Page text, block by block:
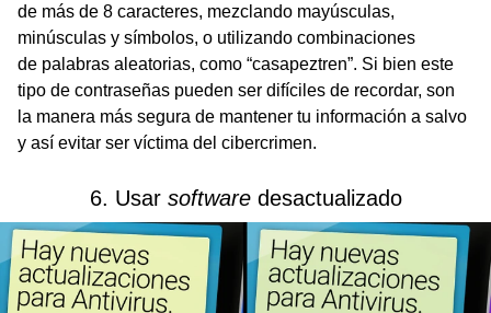
de más de 8 caracteres, mezclando mayúsculas,
minúsculas y símbolos, o utilizando combinaciones
de palabras aleatorias, como “casapeztren”. Si bien este
tipo de contraseñas pueden ser difíciles de recordar, son
la manera más segura de mantener tu información a salvo
y así evitar ser víctima del cibercrimen.
6. Usar softwaredesactualizado